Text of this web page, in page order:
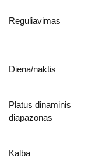
Reguliavimas
Diena/naktis
Platus dinaminis
diapazonas
Kalba